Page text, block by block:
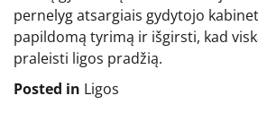
pernelyg atsargiais gydytojo
papildomą tyrimą ir išgirsti, kad
praleisti ligos pradžią.
Posted in Ligos